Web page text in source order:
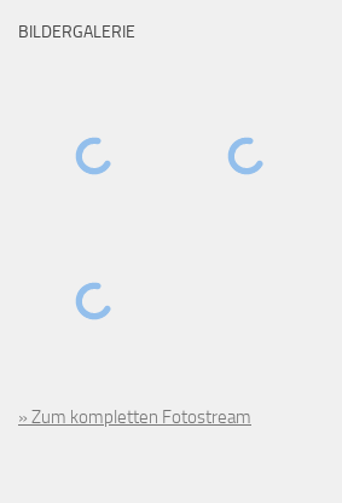
BILDERGALERIE
» Zum kompletten Fotostream